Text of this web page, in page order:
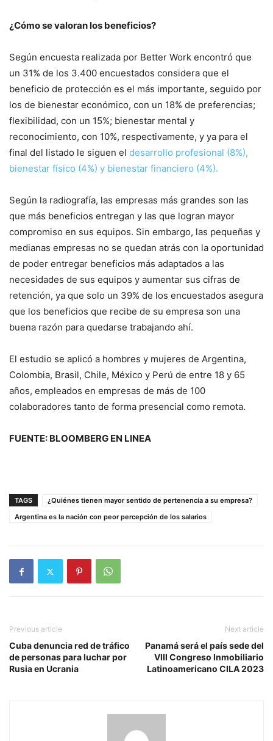
¿Cómo se valoran los beneficios?
Según encuesta realizada por Better Work encontró que
un 31% de los 3.400 encuestados considera que el
beneficio de protección es el más importante, seguido por
los de bienestar económico, con un 18% de preferencias;
flexibilidad, con un 15%; bienestar mental y
reconocimiento, con 10%, respectivamente, y ya para el
final del listado le siguen el desarrollo profesional (8%),
bienestar físico (4%) y bienestar financiero (4%).
Según la radiografía, las empresas más grandes son las
que más beneficios entregan y las que logran mayor
compromiso en sus equipos. Sin embargo, las pequeñas y
medianas empresas no se quedan atrás con la oportunidad
de poder entregar beneficios más adaptados a las
necesidades de sus equipos y aumentar sus cifras de
retención, ya que solo un 39% de los encuestados asegura
que los beneficios que recibe de su empresa son una
buena razón para quedarse trabajando ahí.
El estudio se aplicó a hombres y mujeres de Argentina,
Colombia, Brasil, Chile, México y Perú de entre 18 y 65
años, empleados en empresas de más de 100
colaboradores tanto de forma presencial como remota.
FUENTE: BLOOMBERG EN LINEA
TAGS
¿Quiénes tienen mayor sentido de pertenencia a su empresa?
Argentina es la nación con peor percepción de los salarios
Previous article
Cuba denuncia red de tráfico
de personas para luchar por
Rusia en Ucrania
Next article
Panamá será el país sede del
VIII Congreso Inmobiliario
Latinoamericano CILA 2023